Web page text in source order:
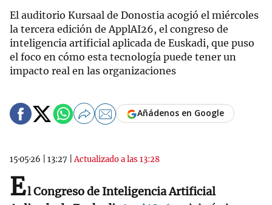
El auditorio Kursaal de Donostia acogió el miércoles
la tercera edición de ApplAI26, el congreso de
inteligencia artificial aplicada de Euskadi, que puso
el foco en cómo esta tecnología puede tener un
impacto real en las organizaciones
15·05·26 13:27 |Actualizado a las 13:28
Añádenos en Google
El Congreso de Inteligencia Artificial